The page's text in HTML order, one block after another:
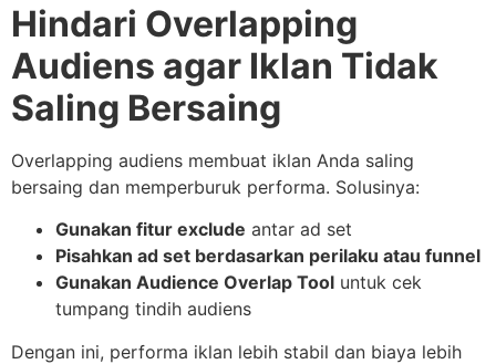
Hindari Overlapping
Audiens agar Iklan Tidak
Saling Bersaing
Overlapping audiens membuat iklan Anda saling
bersaing dan memperburuk performa. Solusinya:
Gunakan fitur exclude antar ad set
Pisahkan ad set berdasarkan perilaku atau funnel
Gunakan Audience Overlap Tool untuk cek
tumpang tindih audiens
Dengan ini, performa iklan lebih stabil dan biaya lebih